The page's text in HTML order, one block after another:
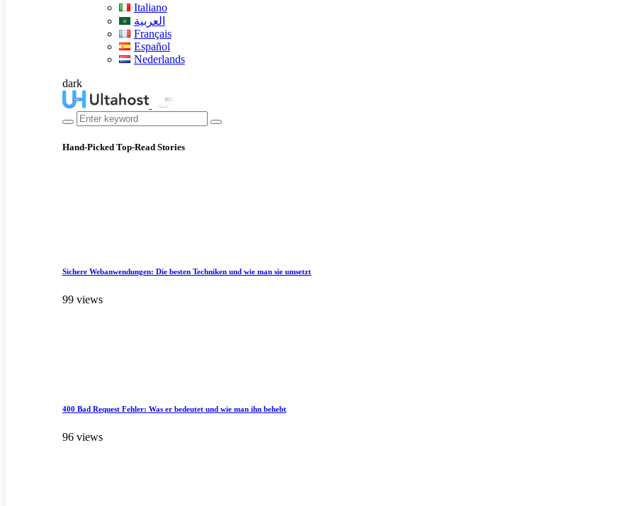
Italiano
العربية
Français
Español
Nederlands
dark
Hand-Picked Top-Read Stories
Sichere Webanwendungen: Die besten Techniken und wie man sie umsetzt
99 views
400 Bad Request Fehler: Was er bedeutet und wie man ihn behebt
96 views